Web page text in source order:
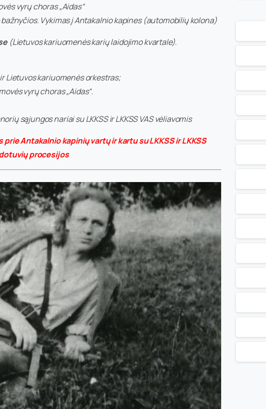
vyrų choras „Aidas“
bažnyčios. Vykimas į Antakalnio kapines (automobilių kolona)
(Lietuvos kariuomenės karių laidojimo kvartale).
Lietuvos kariuomenės orkestras;
vyrų choras „Aidas“.
sąjungos nariai su LKKSS ir LKKSS VAS vėliavomis
prie Antakalnio kapinių vartų ir kartu su LKKSS ir LKKSS
procesijos